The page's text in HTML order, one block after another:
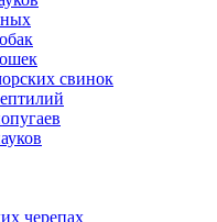
свинок
черепах